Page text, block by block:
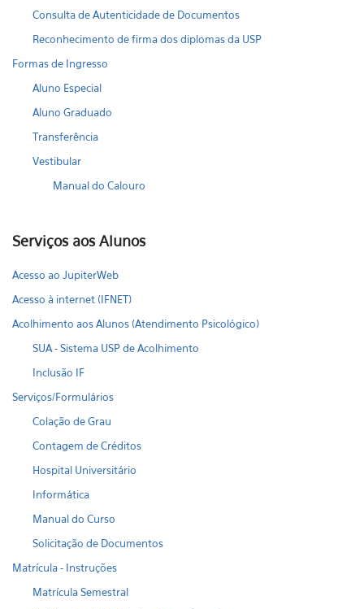
Consulta de Autenticidade de Documentos
Reconhecimento de firma dos diplomas da USP
Formas de Ingresso
Aluno Especial
Aluno Graduado
Transferência
Vestibular
Manual do Calouro
Serviços aos Alunos
Acesso ao JupiterWeb
Acesso à internet (IFNET)
Acolhimento aos Alunos (Atendimento Psicológico)
SUA - Sistema USP de Acolhimento
Inclusão IF
Serviços/Formulários
Colação de Grau
Contagem de Créditos
Hospital Universitário
Informática
Manual do Curso
Solicitação de Documentos
Matrícula - Instruções
Matrícula Semestral